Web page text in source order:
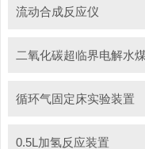
流动合成反应仪
循环气固定床实验装置
0.5L加氢反应装置